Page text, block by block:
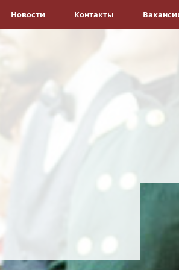
Новости Контакты